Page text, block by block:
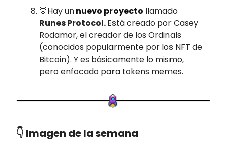
🦊Hay unnuevo proyecto llamado
Runes Protocol.Está creado por Casey
Rodamor, el creador de los Ordinals
(conocidos popularmente por los NFT de
Bitcoin). Y es básicamente lo mismo,
pero enfocado para tokens memes.
👇 Imagen de la semana